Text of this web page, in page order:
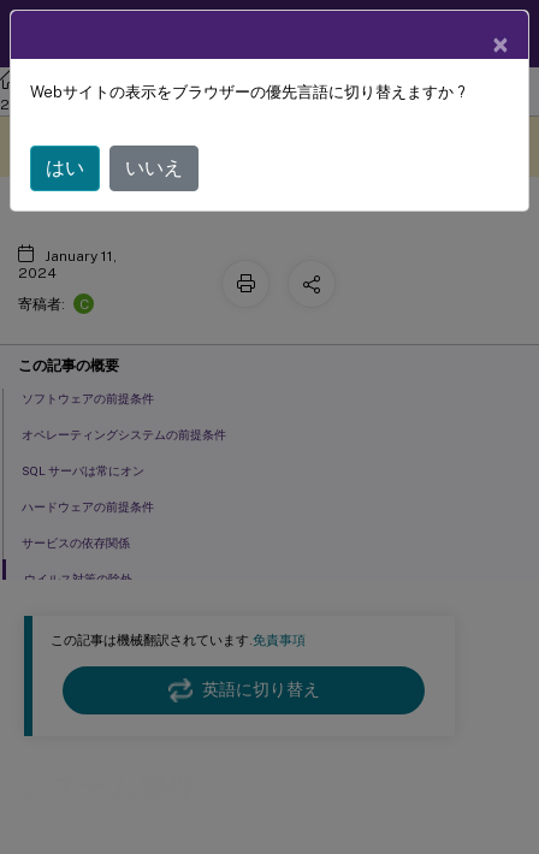
ワークスペース環境管理
Workspace Environment Management
2308
この記事は機械翻訳されています.免責事項
英語に切り替え
翻訳されています。
システム要件
January 11,
2024
寄稿者:
C
この記事の概要
ソフトウェアの前提条件
オペレーティングシステムの前提条件
SQL サーバは常にオン
ハードウェアの前提条件
サービスの依存関係
ウイルス対策の除外
×
Webサイトの表示をブラウザーの優先言語に切り替えますか ?
はい いいえ